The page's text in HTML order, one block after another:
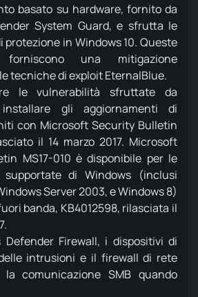
basato su hardware, fornito da
System Guard, e sfrutta le
in Windows 10. Queste
forniscono una mitigazione
tecniche di exploit EternalBlue.
le vulnerabilità sfruttate da
installare gli aggiornamenti di
con Microsoft Security Bulletin
il 14 marzo 2017. Microsoft
MS17-010 è disponibile per le
di Windows (inclusi
Server 2003, e Windows 8)
banda, KB4012598, rilasciata il
Defender Firewall, i dispositivi di
intrusioni e il firewall di rete
la comunicazione SMB quando